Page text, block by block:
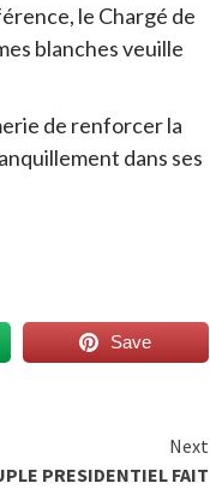
le Chargé de
blanches veuille
de renforcer la
dans ses
Save
Next
PRESIDENTIEL FAIT